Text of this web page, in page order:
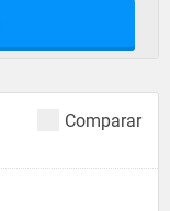
Comparar